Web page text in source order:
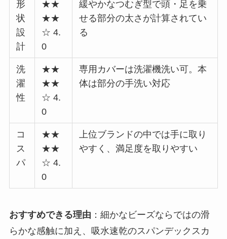
形
状
設
計
★★
★★
☆ 4.
0
緩やかなつむぎ型で頭・足を乗
せる部分の太さが計算されてい
る
洗
濯
性
★★
★★
☆ 4.
0
専用カバーは洗濯機洗い可。本
体は部分の手洗い対応
コ
ス
パ
★★
★★
☆ 4.
0
上位ブランドの中では手に取り
やすく、満足度を取りやすい
おすすめできる理由 ：細かなビーズならではの滑
らかな感触に加え、吸水速乾のスパンデックスカ